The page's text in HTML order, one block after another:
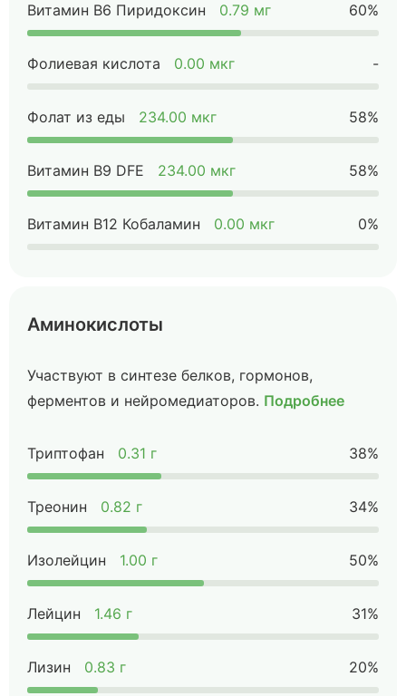
Витамин B6 Пиридоксин 0.79 мг 60%
Фолиевая кислота 0.00 мкг -
Фолат из еды 234.00 мкг 58%
Витамин B9 DFE 234.00 мкг 58%
Витамин B12 Кобаламин 0.00 мкг 0%
Аминокислоты
Участвуют в синтезе белков, гормонов,
ферментов и нейромедиаторов. Подробнее
Триптофан 0.31 г 38%
Треонин 0.82 г 34%
Изолейцин 1.00 г 50%
Лейцин 1.46 г 31%
Лизин 0.83 г 20%